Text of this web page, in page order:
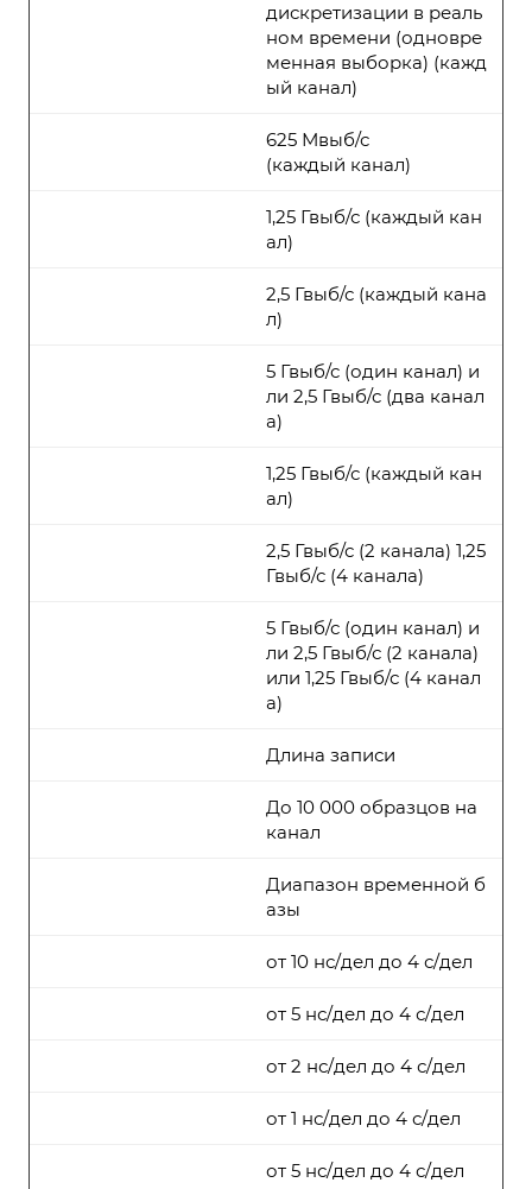
дискретизации в реаль
ном времени (одновре
менная выборка) (кажд
ый канал)
625 Мвыб/с
(каждый канал)
1,25 Гвыб/с (каждый кан
ал)
2,5 Гвыб/с (каждый кана
л)
5 Гвыб/с (один канал) и
ли 2,5 Гвыб/с (два канал
а)
1,25 Гвыб/с (каждый кан
ал)
2,5 Гвыб/с (2 канала) 1,25
Гвыб/с (4 канала)
5 Гвыб/с (один канал) и
ли 2,5 Гвыб/с (2 канала)
или 1,25 Гвыб/с (4 канал
а)
Длина записи
До 10 000 образцов на
канал
Диапазон временной б
азы
от 10 нс/дел до 4 с/дел
от 5 нс/дел до 4 с/дел
от 2 нс/дел до 4 с/дел
от 1 нс/дел до 4 с/дел
от 5 нс/дел до 4 с/дел